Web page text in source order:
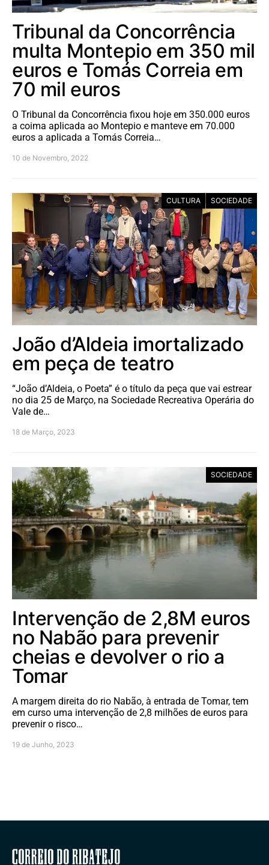
Tribunal da Concorrência
multa Montepio em 350 mil
euros e Tomás Correia em
70 mil euros
O Tribunal da Concorrência fixou hoje em 350.000 euros
a coima aplicada ao Montepio e manteve em 70.000
euros a aplicada a Tomás Correia…
10 de Novembro, 2022
CULTURA SOCIEDADE
João d’Aldeia imortalizado
em peça de teatro
“João d’Aldeia, o Poeta” é o título da peça que vai estrear
no dia 25 de Março, na Sociedade Recreativa Operária do
Vale de…
18 de Março, 2023
SOCIEDADE
Intervenção de 2,8M euros
no Nabão para prevenir
cheias e devolver o rio a
Tomar
A margem direita do rio Nabão, à entrada de Tomar, tem
em curso uma intervenção de 2,8 milhões de euros para
prevenir o risco…
19 de Junho, 2023
Correio do Ribatejo